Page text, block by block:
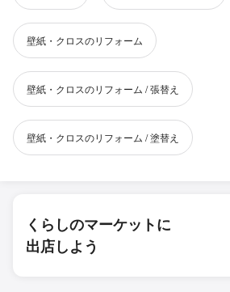
壁紙・クロスのリフォーム
壁紙・クロスのリフォーム / 張替え
壁紙・クロスのリフォーム / 塗替え
くらしのマーケットに
出店しよう